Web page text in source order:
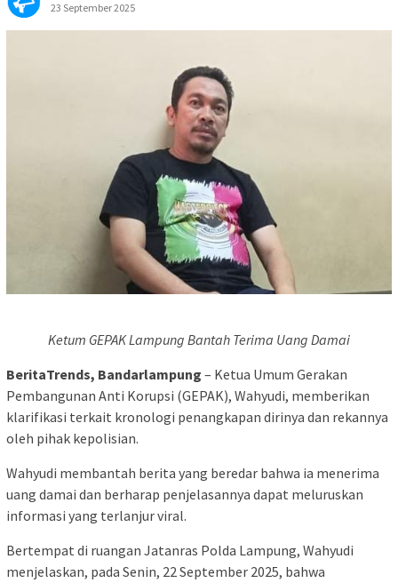
23 September 2025
Ketum GEPAK Lampung Bantah Terima Uang Damai
BeritaTrends, Bandarlampung – Ketua Umum Gerakan
Pembangunan Anti Korupsi (GEPAK), Wahyudi, memberikan
klarifikasi terkait kronologi penangkapan dirinya dan rekannya
oleh pihak kepolisian.
Wahyudi membantah berita yang beredar bahwa ia menerima
uang damai dan berharap penjelasannya dapat meluruskan
informasi yang terlanjur viral.
Bertempat di ruangan Jatanras Polda Lampung, ​Wahyudi
menjelaskan, pada Senin, 22 September 2025, bahwa